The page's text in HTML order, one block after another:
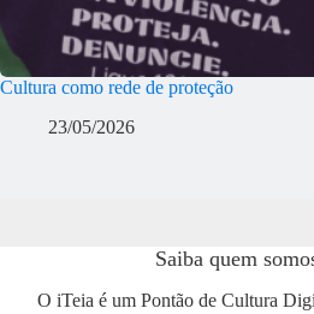
Cultura como rede de proteção
23/05/2026
Saiba quem
O iTeia é um Pontão de Cultura